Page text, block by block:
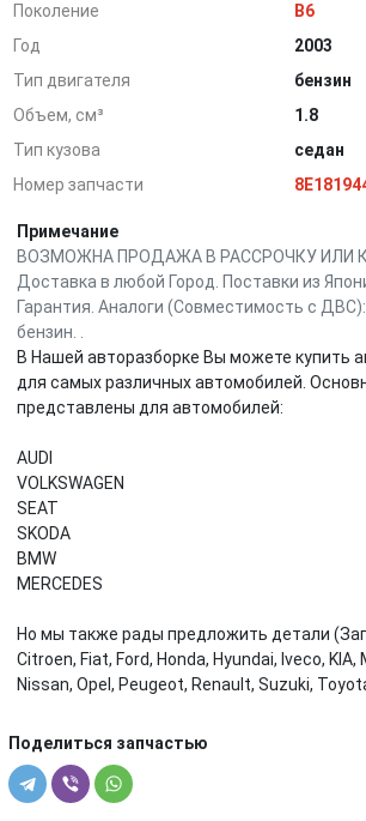
Поколение
B6
Год
2003
Тип двигателя
бензин
Объем, см³
1.8
Тип кузова
седан
Номер запчасти
Примечание
ВОЗМОЖНА ПРОДАЖА В РАССРОЧКУ ИЛИ
Доставка в любой Город. Поставки из
Гарантия. Аналоги (Совместимость с ДВС):
бензин. .
В Нашей авторазборке Вы можете купить
для самых различных автомобилей.
представлены для автомобилей:
AUDI
VOLKSWAGEN
SEAT
SKODA
BMW
MERCEDES
Но мы также рады предложить детали
Citroen, Fiat, Ford, Honda, Hyundai, Iveco,
Nissan, Opel, Peugeot, Renault, Suzuki,
Поделиться запчастью